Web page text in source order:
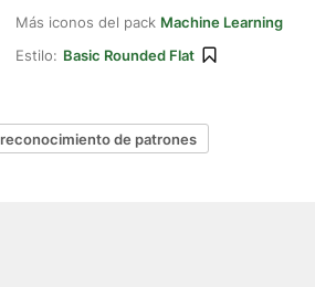
Más iconos del pack Machine Learning
Estilo: Basic Rounded Flat
reconocimiento de patrones